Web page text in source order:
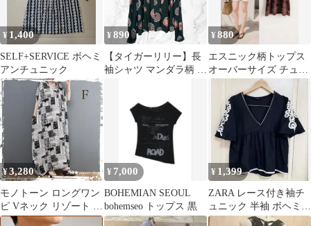
¥ 1,400
SELF+SERVICE ボヘミ
アンチュニック
¥890
【タイガーリリー】長
袖シャツ マンダラ柄 ボ
¥880
エスニック柄トップス
オーバーサイズ チュニ
ック ボヘミアン リゾー
トファッション
¥3,280
モノトーン ロングワン
ピ Vネック リゾート ボ
ヘミアン 春 夏 体型カ
¥ 7,000
BOHEMIAN SEOUL
bohemseo トップス 黒
¥ 1,399
ZARA レース付き袖チ
ュニック 半袖 ボヘミア
ン エスニック